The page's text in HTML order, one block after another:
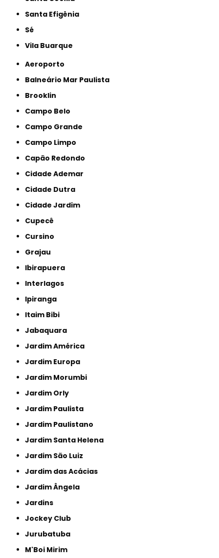
Santa Efigênia
Sé
Vila Buarque
Aeroporto
Balneário Mar Paulista
Brooklin
Campo Belo
Campo Grande
Campo Limpo
Capão Redondo
Cidade Ademar
Cidade Dutra
Cidade Jardim
Cupecê
Cursino
Grajau
Ibirapuera
Interlagos
Ipiranga
Itaim Bibi
Jabaquara
Jardim América
Jardim Europa
Jardim Morumbi
Jardim Orly
Jardim Paulista
Jardim Paulistano
Jardim Santa Helena
Jardim São Luiz
Jardim das Acácias
Jardim Ângela
Jardins
Jockey Club
Jurubatuba
M'Boi Mirim